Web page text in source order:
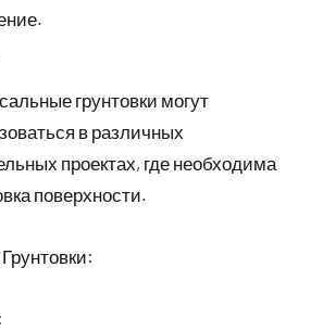
грунтовки могут
в различных
проектах, где необходима
поверхности.